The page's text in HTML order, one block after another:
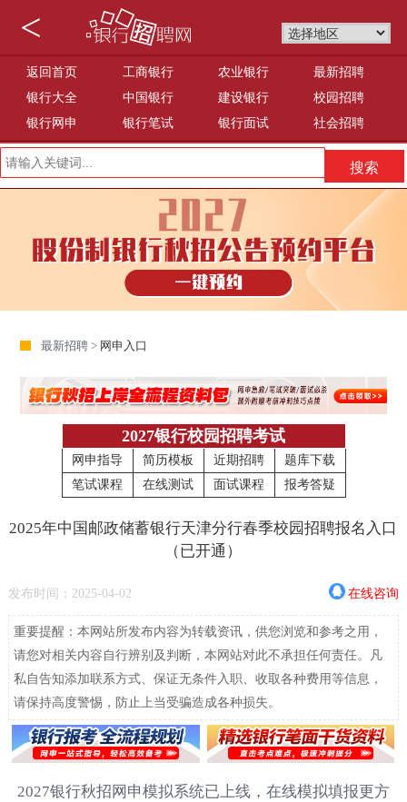
<
返回首页 工商银行 农业银行
最新招聘
银行大全
中国银行 建设银行
校园招聘
银行网申
银行笔试 银行面试 社会招聘
最新招聘 > 网申入口
2027银行校园招聘考试
网申指导 简历模板 近期招聘
题库下载
笔试课程
在线测试 面试课程 报考答疑
2025年中国邮政储蓄银行天津分行春季校园招聘报名入口
（已开通）
发布时间：2025-04-02 在线咨询
重要提醒：本网站所发布内容为转载资讯，供您浏览和参考之用，
请您对相关内容自行辨别及判断，本网站对此不承担任何责任。凡
私自告知添加联系方式、保证无条件入职、收取各种费用等信息，
请保持高度警惕，防止上当受骗造成各种损失。
2027银行秋招网申模拟系统已上线，在线模拟填报更方